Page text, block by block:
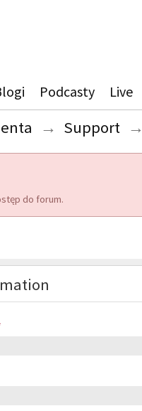
Podcasty Live
→ Support →
do forum.